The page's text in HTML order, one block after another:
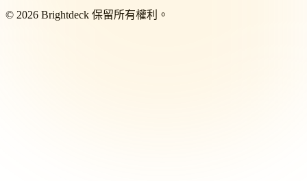
© 2026 Brightdeck 保留所有權利。